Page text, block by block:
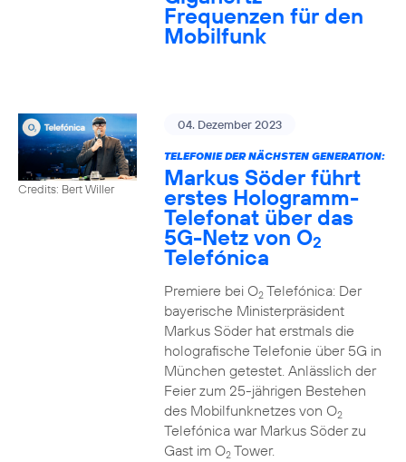
Frequenzen für den
Mobilfunk
Credits: Bert Willer
04. Dezember 2023
TELEFONIE DER NÄCHSTEN GENERATION:
Markus Söder führt
erstes Hologramm-
Telefonat über das
5G-Netz von O2
Telefónica
Premiere bei O2Telefónica: Der
bayerische Ministerpräsident
Markus Söder hat erstmals die
holografische Telefonie über 5G in
München getestet. Anlässlich der
Feier zum 25-jährigen Bestehen
des Mobilfunknetzes von O2
Telefónica war Markus Söder zu
Gast im O2Tower.